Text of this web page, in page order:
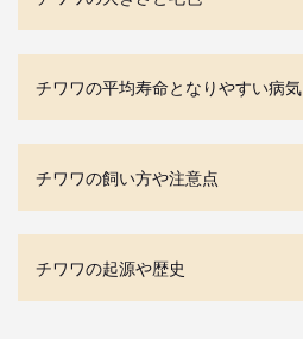
チワワの平均寿命となりやすい病気
チワワの飼い方や注意点
チワワの起源や歴史